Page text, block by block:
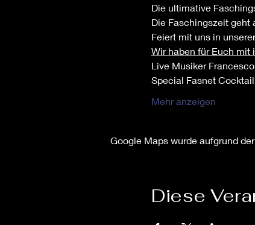
Die ultimative
Die Faschingszeit geht
Feiert mit uns in
Wir haben für Euch mit
Live Musiker
Special Fasnet
Mehr anzeigen
Google Maps wurde aufgrund
Diese